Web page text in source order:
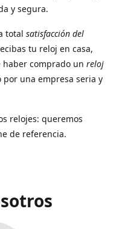
y segura.
total satisfacción del
tu reloj en casa,
comprado un reloj
una empresa seria y
relojes: queremos
de referencia.